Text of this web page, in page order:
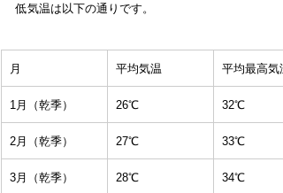
低気温は以下の通りです。
月 平均気温 平均最高気
1月（乾季） 26℃ 32℃
2月（乾季） 27℃ 33℃
3月（乾季） 28℃ 34℃